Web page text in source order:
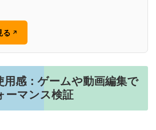
る ↗
用感：ゲームや動画編集で
ーマンス検証